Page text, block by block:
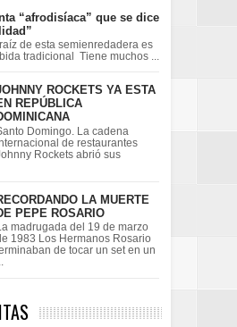
“afrodisíaca” que se dice
de esta semienredadera es
tradicional Tiene muchos ...
ROCKETS YA ESTA
REPÚBLICA
Domingo. La cadena
de restaurantes
Rockets abrió sus
LA MUERTE
PEPE ROSARIO
madrugada del 19 de marzo
1983 Los Hermanos Rosario
de tocar un set en un